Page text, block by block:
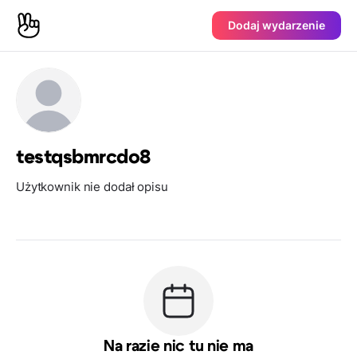
Dodaj wydarzenie
testqsbmrcdo8
Użytkownik nie dodał opisu
Na razie nic tu nie ma